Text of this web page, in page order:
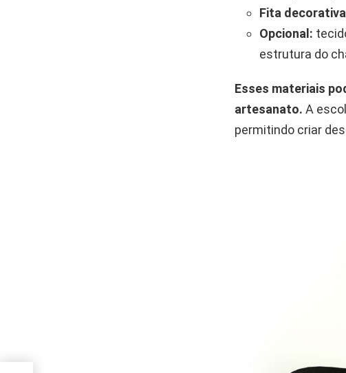
Fita decorativa
Opcional:
estrutura do
Esses materiais
artesanato. A
permitindo criar